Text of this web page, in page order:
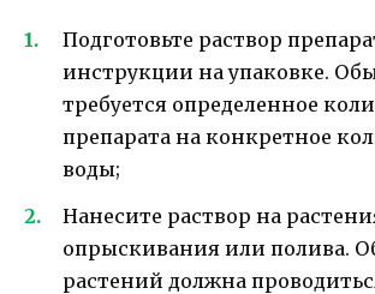
Подготовьте раствор
инструкции на упаковке.
требуется определенное
препарата на конкретное
воды;
Нанесите раствор на
опрыскивания или полива.
растений должна